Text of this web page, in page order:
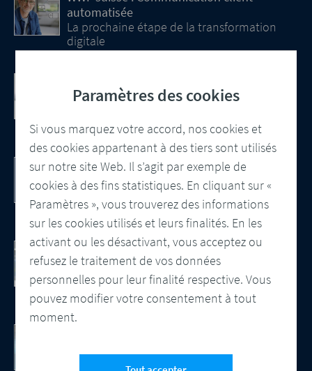
Paramètres des cookies
Si vous marquez votre accord, nos cookies et
des cookies appartenant à des tiers sont utilisés
sur notre site Web. Il s’agit par exemple de
cookies à des fins statistiques. En cliquant sur «
Paramètres », vous trouverez des informations
sur les cookies utilisés et leurs finalités. En les
activant ou les désactivant, vous acceptez ou
refusez le traitement de vos données
personnelles pour leur finalité respective. Vous
pouvez modifier votre consentement à tout
moment.
automatisée
La prochaine étape de la transformation
digitale
cloud Salesforce
modèles et contrôle automatisé des
sorties
DocBridge® Communication Suite
Customer Communication Management
Solution native du cloud
Contrôle documentaire. Obtenez le livre
blanc.
Regardez la vidéo - Les avantages d'une
assurance qualité automatisée